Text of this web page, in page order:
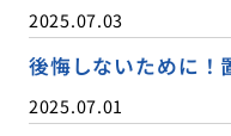
2025.07.03
後悔しないために！
2025.07.01